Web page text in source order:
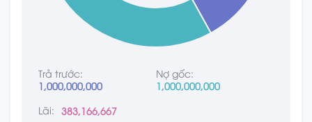
Trả trước:
1,000,000,000
Nợ gốc:
1,000,000,000
Lãi: 383,166,667